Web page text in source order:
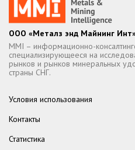
ООО «Металз энд Майнинг
MMI – информационно-
специализирующееся на
рынков и рынков минеральных
страны СНГ.
Условия использования
Контакты
Статистика